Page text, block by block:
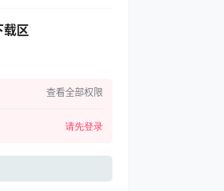
载区
查看全部权限
请先登录